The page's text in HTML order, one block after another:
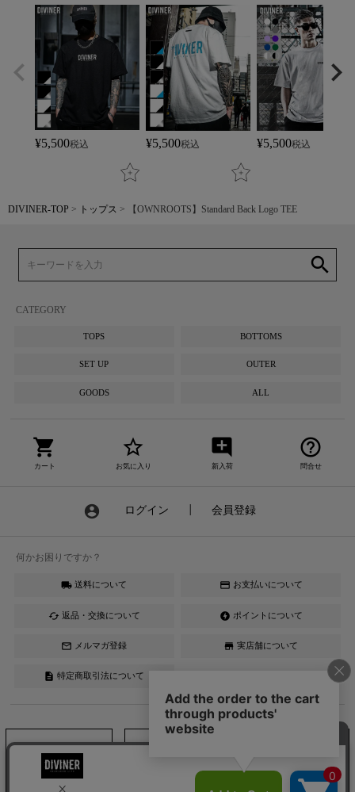
¥5,500税込 ¥5,500税込 ¥5,500税込
DIVINER-TOP トップス 【OWNROOTS】Standard Back Logo TEE
search
CATEGORY
TOPS BOTTOMS
SET UP OUTER
GOODS ALL
shopping_cart
カート
star_border
お気に入り
add_comment
新入荷
help_outline
問合せ
account_circle ログイン 会員登録
何かお困りですか？
local_shipping 送料について credit_card お支払いについて
cached 返品・交換について offline_bolt ポイントについて
mail_outline メルマガ登録 store 実店舗について
description 特定商取引法について